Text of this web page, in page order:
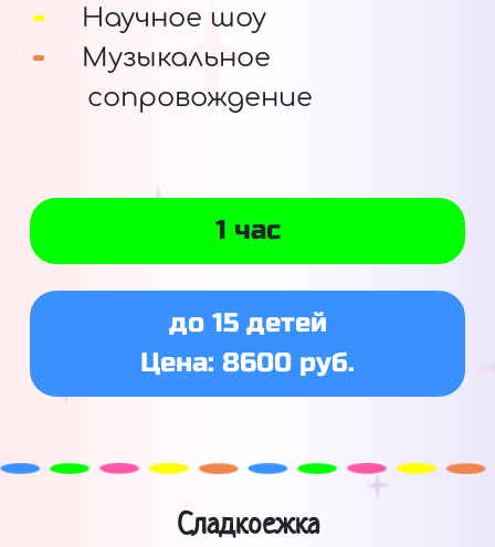
Научное шоу
Музыкальное
сопровождение
1 час
до 15 детей
Цена: 8600 руб.
Сладкоежка